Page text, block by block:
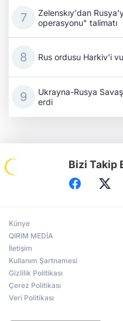
Zelenskıy'dan
operasyonu" talimatı
Rus ordusu Harkiv'i
Ukrayna-Rusya
erdi
Bizi Takip
Künye
QIRIM MEDİA
İletişim
Kullanım Şartnamesi
Gizlilik Politikası
Çerez Politikası
Veri Politikası